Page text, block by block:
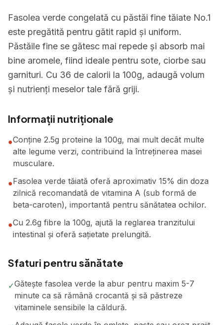
Fasolea verde congelată cu păstăi fine tăiate No.1
este pregătită pentru gătit rapid și uniform.
Păstăile fine se gătesc mai repede și absorb mai
bine aromele, fiind ideale pentru sote, ciorbe sau
garnituri. Cu 36 de calorii la 100g, adaugă volum
și nutrienți meselor tale fără griji.
Informații nutriționale
●Conține 2.5g proteine la 100g, mai mult decât multe
alte legume verzi, contribuind la întreținerea masei
musculare.
●Fasolea verde tăiată oferă aproximativ 15% din doza
zilnică recomandată de vitamina A (sub formă de
beta-caroten), importantă pentru sănătatea ochilor.
●Cu 2.6g fibre la 100g, ajută la reglarea tranzitului
intestinal și oferă sațietate prelungită.
Sfaturi pentru sănătate
✓Gătește fasolea verde la abur pentru maxim 5-7
minute ca să rămână crocantă și să păstreze
vitaminele sensibile la căldură.